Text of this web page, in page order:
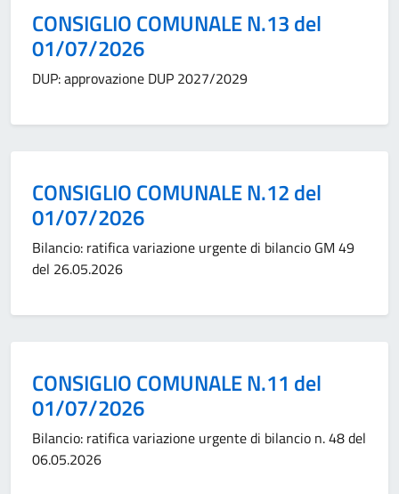
Categoria:
CONSIGLIO COMUNALE N.13 del
01/07/2026
DUP: approvazione DUP 2027/2029
Categoria:
CONSIGLIO COMUNALE N.12 del
01/07/2026
Bilancio: ratifica variazione urgente di bilancio GM 49
del 26.05.2026
Categoria:
CONSIGLIO COMUNALE N.11 del
01/07/2026
Bilancio: ratifica variazione urgente di bilancio n. 48 del
06.05.2026